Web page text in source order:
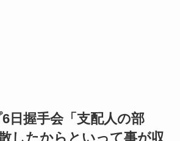
日握手会「支配人の部
したからといって事が収